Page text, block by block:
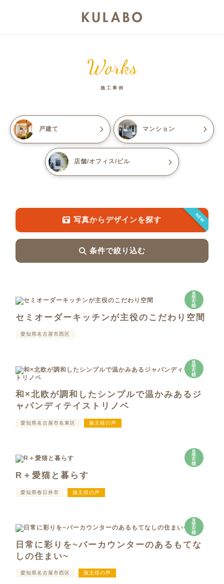
Works
施工事例
戸建て マンション
店舗/オフィス/ビル
NEW
写真からデザインを探す
条件で絞り込む
見
学
可
能
セミオーダーキッチンが主役のこだわり空間
愛知県名古屋市西区
見
学
可
能
和×北欧が調和したシンプルで温かみあるジ
ャパンディテイストリノベ
愛知県名古屋市名東区 施主様の声
見
学
可
能
R＋愛猫と暮らす
愛知県春日井市 施主様の声
見
学
可
能
日常に彩りを~バーカウンターのあるもてな
しの住まい~
愛知県名古屋市西区 施主様の声